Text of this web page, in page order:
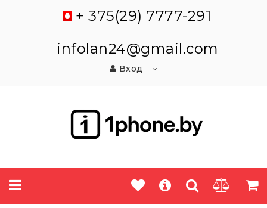
+ 375(29) 7777-291
infolan24@gmail.com
Вход